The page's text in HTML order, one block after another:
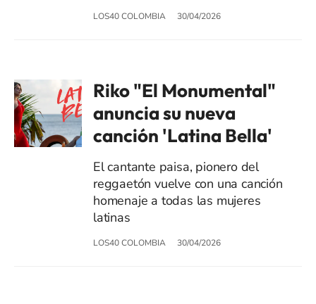
LOS40 COLOMBIA 30/04/2026
Riko "El Monumental"
anuncia su nueva
canción 'Latina Bella'
El cantante paisa, pionero del
reggaetón vuelve con una canción
homenaje a todas las mujeres
latinas
LOS40 COLOMBIA 30/04/2026